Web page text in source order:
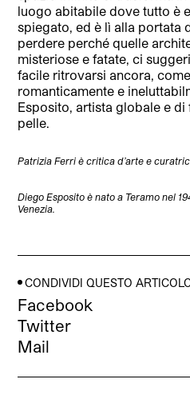
luogo abitabile dove tutto è
spiegato, ed è lì alla portata
perdere perché quelle
misteriose e fatate, ci
facile ritrovarsi ancora,
romanticamente e
Esposito, artista globale e
pelle.
Patrizia Ferri è critica d’arte e
Diego Esposito è nato a Teramo nel
Venezia.
CONDIVIDI QUESTO
Facebook
Twitter
Mail